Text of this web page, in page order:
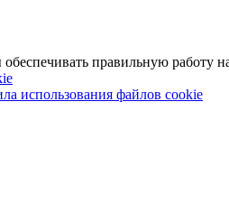
правильную работу
использования файлов cookie